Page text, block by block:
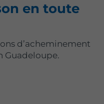
en toute
d’acheminement
Guadeloupe.